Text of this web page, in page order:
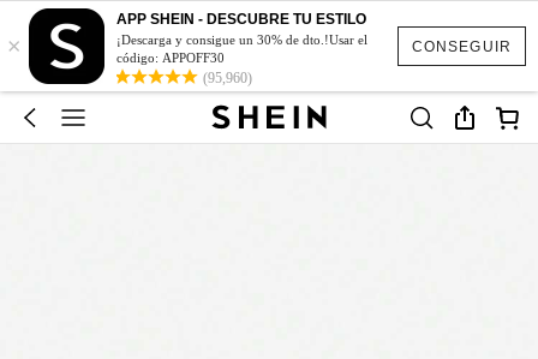
CONSEGUIR
×
APP SHEIN - DESCUBRE TU ESTILO
¡Descarga y consigue un 30% de dto.!Usar el
código: APPOFF30
(95,960)